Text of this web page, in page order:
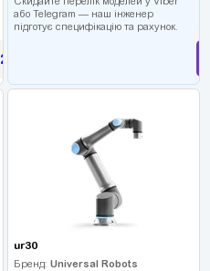
2 610 000
або Telegram — наш інженер
підготує специфікацію та рахунок.
ur30
Бренд: Universal Robots